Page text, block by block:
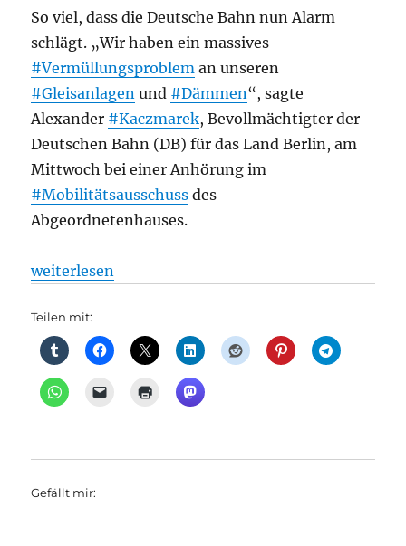
So viel, dass die Deutsche Bahn nun Alarm
schlägt. „Wir haben ein massives
#Vermüllungsproblem an unseren
#Gleisanlagen und #Dämmen“, sagte
Alexander #Kaczmarek, Bevollmächtigter der
Deutschen Bahn (DB) für das Land Berlin, am
Mittwoch bei einer Anhörung im
#Mobilitätsausschuss des
Abgeordnetenhauses.
„Bahnhöfe: Nächster Halt Hermüllstraße:
weiterlesen
Teilen mit:
Gefällt mir: